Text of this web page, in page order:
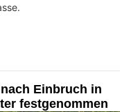
Einbruch in
festgenommen